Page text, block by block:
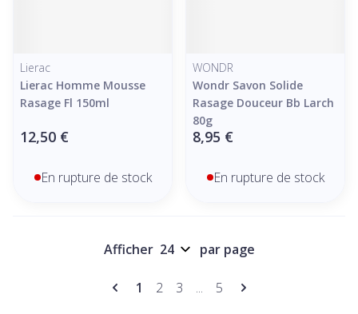
Lierac
Lierac Homme Mousse
Rasage Fl 150ml
12,50 €
En rupture de stock
WONDR
Wondr Savon Solide
Rasage Douceur Bb Larch
80g
8,95 €
En rupture de stock
Pages
Vous lisez actuellement la page
1 Page
2 Page
3 ... Page
5
Afficher par page